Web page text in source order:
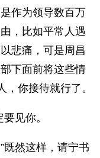
作为领导数百万
，比如平常人遇
悲痛，可是周昌
下面前将这些情
，你接待就行了。
见你。
既然这样，请宁书